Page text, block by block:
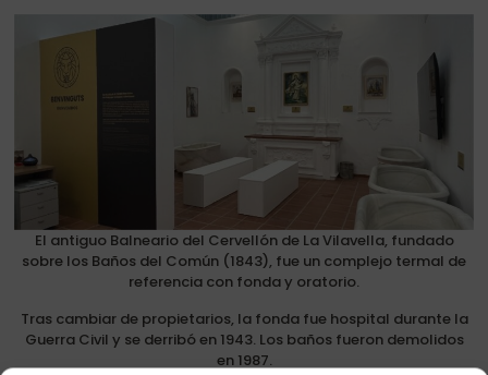
El antiguo Balneario del Cervellón de La Vilavella, fundado
sobre los Baños del Común (1843), fue un complejo termal de
referencia con fonda y oratorio.
Tras cambiar de propietarios, la fonda fue hospital durante la
Guerra Civil y se derribó en 1943. Los baños fueron demolidos
en 1987.